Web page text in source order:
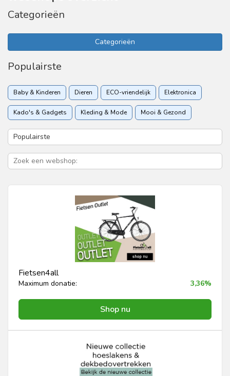
Categorieën
Categorieën
Populairste
Baby & Kinderen Dieren ECO-vriendelijk Elektronica
Kado's & Gadgets Kleding & Mode Mooi & Gezond
Sport & Recreatie
Zorgverzekering
Fietsen4all
Maximum donatie: 3,36%
Shop nu